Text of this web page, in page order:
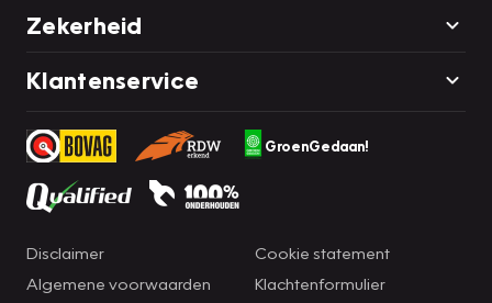
Zekerheid
Klantenservice
GroenGedaan!
Disclaimer
Algemene voorwaarden
Cookie statement
Klachtenformulier